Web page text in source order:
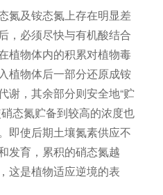
氮及铵态氮上存在明显差
，必须尽快与有机酸结合
植物体内的积累对植物毒
植物体后一部分还原成铵
谢，其余部分则安全地“贮
态氮贮备到较高的浓度也
即使后期土壤氮素供应不
发育，累积的硝态氮越
这是植物适应逆境的表